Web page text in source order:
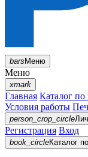
barsМеню
Меню
xmark
Главная Каталог по
Условия работы
person_crop_circle
Регистрация Вход
book_circleКаталог